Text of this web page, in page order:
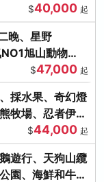
$40,000 起
晚、星野
旭山動物
$47,000 起
採水果、奇幻燈
牧場、忍者伊達
$44,000 起
遊行、天狗山纜
園、海鮮和牛螃